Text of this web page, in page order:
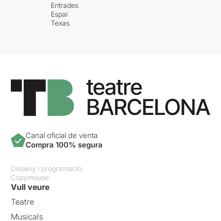
Entrades
Espai
Texas
Canal oficial de venta
Compra 100% segura
Disseny i programació:
Copymouse
Vull veure
Teatre
Musicals